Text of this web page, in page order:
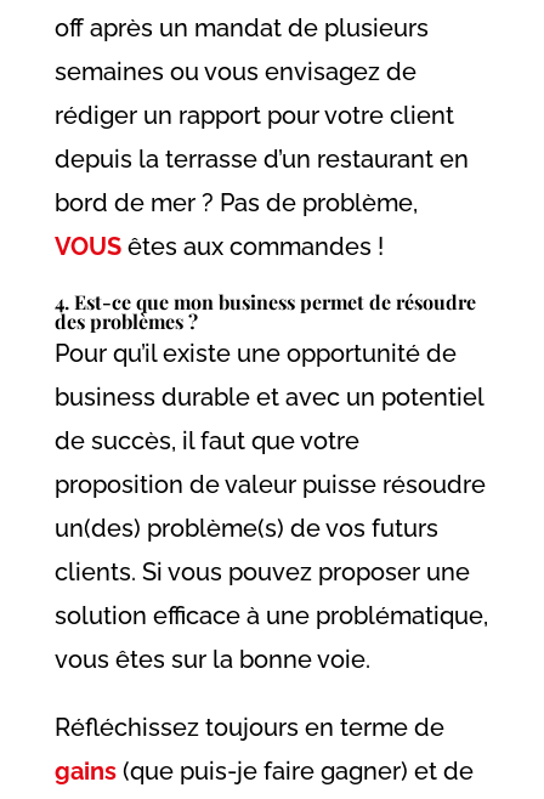
off après un mandat de plusieurs
semaines ou vous envisagez de
rédiger un rapport pour votre client
depuis la terrasse d’un restaurant en
bord de mer ? Pas de problème,
VOUSêtes aux commandes !
4. Est-ce que mon business permet de résoudre
des problèmes ?
Pour qu’il existe une opportunité de
business durable et avec un potentiel
de succès, il faut que votre
proposition de valeur puisse résoudre
un(des) problème(s) de vos futurs
clients. Si vous pouvez proposer une
solution efficace à une problématique,
vous êtes sur la bonne voie.
Réfléchissez toujours en terme de
gains(que puis-je faire gagner) et de